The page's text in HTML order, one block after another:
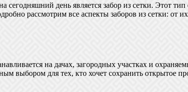
день является забор из сетки. Этот тип
рассмотрим все аспекты заборов из сетки: от
на дачах, загородных участках и
выбором для тех, кто хочет сохранить открытое